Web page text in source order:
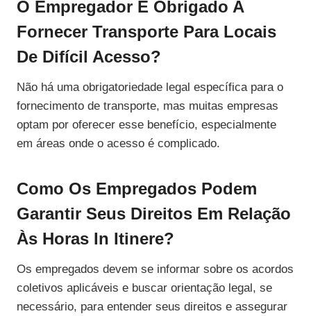
O Empregador É Obrigado A
Fornecer Transporte Para Locais
De Difícil Acesso?
Não há uma obrigatoriedade legal específica para o
fornecimento de transporte, mas muitas empresas
optam por oferecer esse benefício, especialmente
em áreas onde o acesso é complicado.
Como Os Empregados Podem
Garantir Seus Direitos Em Relação
Às Horas In Itinere?
Os empregados devem se informar sobre os acordos
coletivos aplicáveis e buscar orientação legal, se
necessário, para entender seus direitos e assegurar